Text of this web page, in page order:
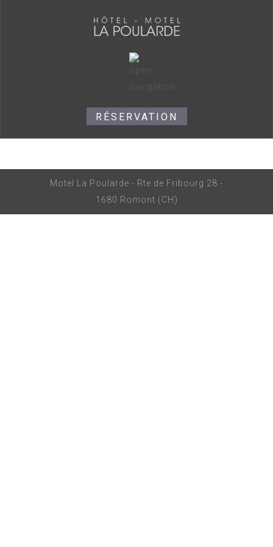
RÉSERVATION
Motel La Poularde - Rte de Fribourg 28 -
1680 Romont (CH)